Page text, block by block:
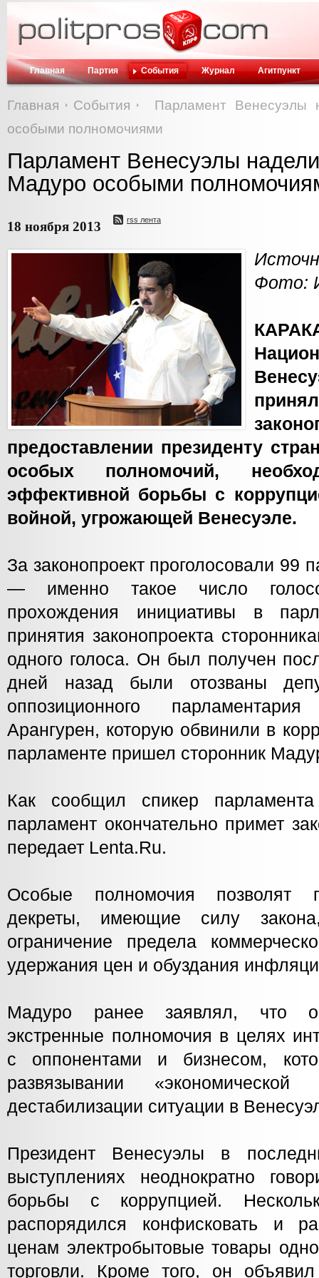
Главная Партия События Журнал Агитпункт
Главная События
Парламент Венесуэлы
особыми полномочиями
Парламент Венесуэлы
Мадуро особыми
18 ноября 2013 rss лента
Фото:
предоставлении президенту
особых полномочий,
эффективной борьбы с
войной, угрожающей Венесуэле.
За законопроект проголосовали 99
— именно такое число
прохождения инициативы в
принятия законопроекта
одного голоса. Он был получен
дней назад были отозваны
оппозиционного
Арангурен, которую обвинили в
парламенте пришел сторонник
Как сообщил спикер
парламент окончательно примет
передает Lenta.Ru.
Особые полномочия позволят
декреты, имеющие силу
ограничение предела
удержания цен и обуздания
Мадуро ранее заявлял, что
экстренные полномочия в целях
с оппонентами и бизнесом,
развязывании «экономической
дестабилизации ситуации в
Президент Венесуэлы в
выступлениях неоднократно
борьбы с коррупцией.
распорядился конфисковать и
ценам электробытовые товары
торговли. Кроме того, он